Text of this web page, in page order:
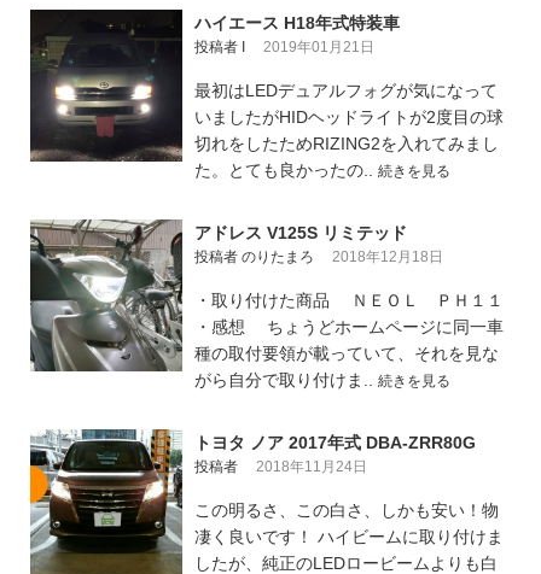
ハイエース H18年式特装車
投稿者 I 2019年01月21日
最初はLEDデュアルフォグが気になって
いましたがHIDヘッドライトが2度目の球
切れをしたためRIZING2を入れてみまし
た。とても良かったの.. 続きを見る
アドレス V125S リミテッド
投稿者 のりたまろ 2018年12月18日
・取り付けた商品 ＮＥＯＬ ＰＨ１１
・感想 ちょうどホームページに同一車
種の取付要領が載っていて、それを見な
がら自分で取り付けま.. 続きを見る
トヨタ ノア 2017年式 DBA-ZRR80G
投稿者 2018年11月24日
この明るさ、この白さ、しかも安い！物
凄く良いです！ ハイビームに取り付けま
したが、純正のLEDロービームよりも白